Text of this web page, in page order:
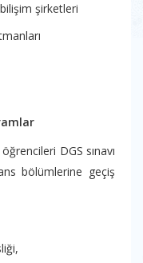
şirketleri
DGS sınavı
bölümlerine geçiş